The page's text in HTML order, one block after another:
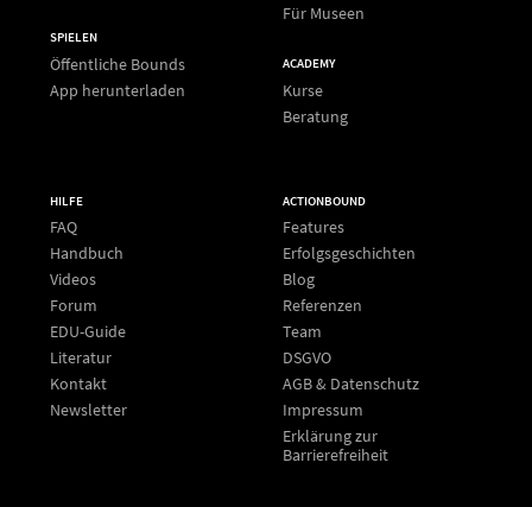
SPIELEN
Öffentliche Bounds
App herunterladen
Für Museen
ACADEMY
Kurse
Beratung
HILFE
FAQ
Handbuch
Videos
Forum
EDU-Guide
Literatur
Kontakt
Newsletter
ACTIONBOUND
Features
Erfolgsgeschichten
Blog
Referenzen
Team
DSGVO
AGB & Datenschutz
Impressum
Erklärung zur
Barrierefreiheit